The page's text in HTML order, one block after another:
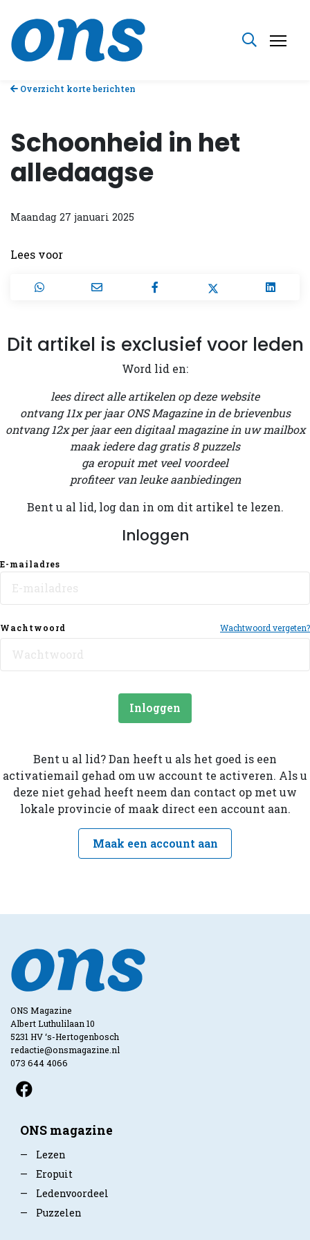
Overzicht korte berichten
Schoonheid in het
alledaagse
Maandag 27 januari 2025
Lees voor
Dit artikel is exclusief voor leden
Word lid en:
lees direct alle artikelen op deze website
ontvang 11x per jaar ONS Magazine in de brievenbus
ontvang 12x per jaar een digitaal magazine in uw mailbox
maak iedere dag gratis 8 puzzels
ga eropuit met veel voordeel
profiteer van leuke aanbiedingen
Bent u al lid, log dan in om dit artikel te lezen.
Inloggen
E-mailadres
Wachtwoord Wachtwoord vergeten?
Inloggen
Bent u al lid? Dan heeft u als het goed is een
activatiemail gehad om uw account te activeren. Als u
deze niet gehad heeft neem dan contact op met uw
lokale provincie of maak direct een account aan.
Maak een account aan
ONS Magazine
Albert Luthulilaan 10
5231 HV ‘s-Hertogenbosch
redactie@onsmagazine.nl
073 644 4066
ONS magazine
—
Lezen
—
Eropuit
—
Ledenvoordeel
—
Puzzelen